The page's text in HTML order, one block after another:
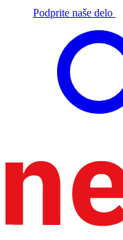
Podprite naše delo